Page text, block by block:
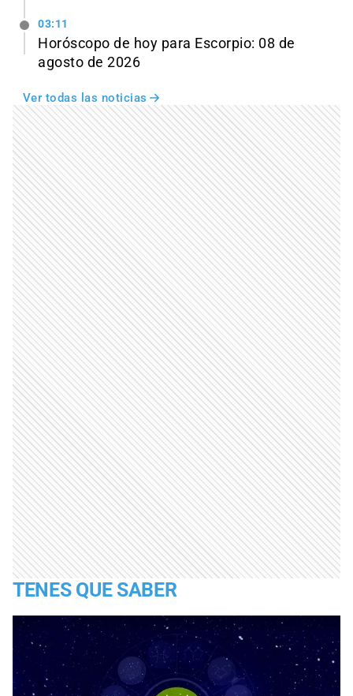
03:11
Horóscopo de hoy para Escorpio: 08 de
agosto de 2026
Ver todas las noticias
TENES QUE SABER